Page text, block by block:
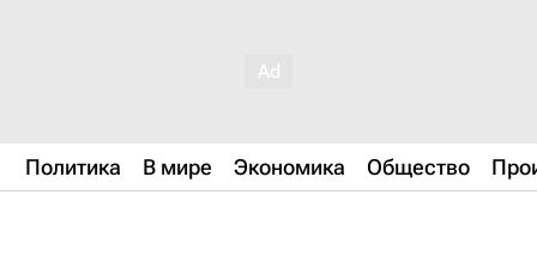
Политика В мире Экономика Общество